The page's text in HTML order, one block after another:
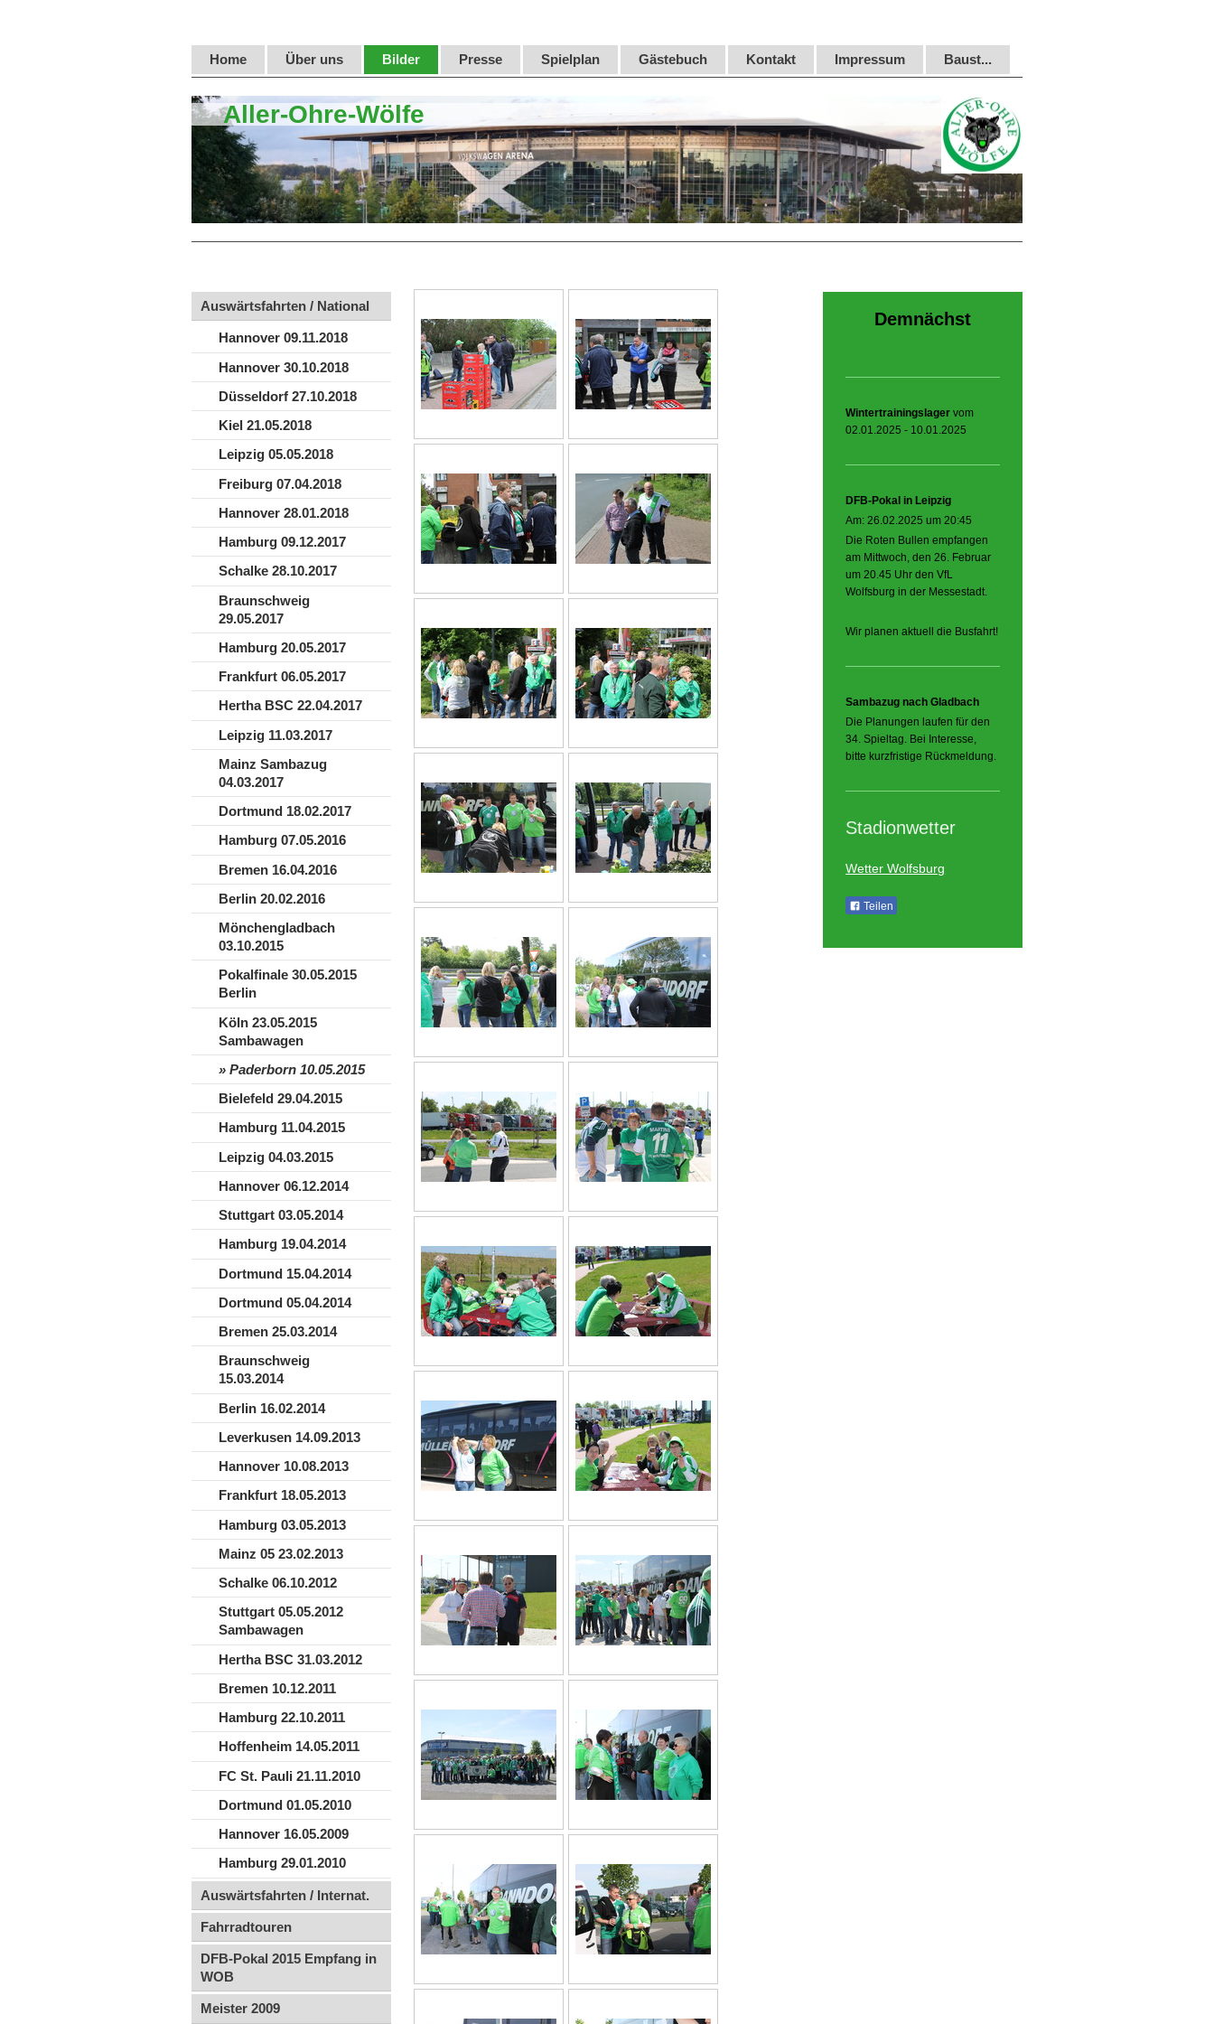
Home Über uns Bilder Presse Spielplan Gästebuch Kontakt Impressum Baust...
Aller-Ohre-Wölfe
Auswärtsfahrten / National
Hannover 09.11.2018
Hannover 30.10.2018
Düsseldorf 27.10.2018
Kiel 21.05.2018
Leipzig 05.05.2018
Freiburg 07.04.2018
Hannover 28.01.2018
Hamburg 09.12.2017
Schalke 28.10.2017
Braunschweig
29.05.2017
Hamburg 20.05.2017
Frankfurt 06.05.2017
Hertha BSC 22.04.2017
Leipzig 11.03.2017
Mainz Sambazug
04.03.2017
Dortmund 18.02.2017
Hamburg 07.05.2016
Bremen 16.04.2016
Berlin 20.02.2016
Mönchengladbach
03.10.2015
Pokalfinale 30.05.2015
Berlin
Köln 23.05.2015
Sambawagen
Paderborn 10.05.2015
Bielefeld 29.04.2015
Hamburg 11.04.2015
Leipzig 04.03.2015
Hannover 06.12.2014
Stuttgart 03.05.2014
Hamburg 19.04.2014
Dortmund 15.04.2014
Dortmund 05.04.2014
Bremen 25.03.2014
Braunschweig
15.03.2014
Berlin 16.02.2014
Leverkusen 14.09.2013
Hannover 10.08.2013
Frankfurt 18.05.2013
Hamburg 03.05.2013
Mainz 05 23.02.2013
Schalke 06.10.2012
Stuttgart 05.05.2012
Sambawagen
Hertha BSC 31.03.2012
Bremen 10.12.2011
Hamburg 22.10.2011
Hoffenheim 14.05.2011
FC St. Pauli 21.11.2010
Dortmund 01.05.2010
Hannover 16.05.2009
Hamburg 29.01.2010
Auswärtsfahrten / Internat.
Fahrradtouren
DFB-Pokal 2015 Empfang in
WOB
Meister 2009
Demnächst
Wintertrainingslager vom
02.01.2025 - 10.01.2025
DFB-Pokal in Leipzig
Am: 26.02.2025 um 20:45
Die Roten Bullen empfangen
am Mittwoch, den 26. Februar
um 20.45 Uhr den VfL
Wolfsburg in der Messestadt.
Wir planen aktuell die Busfahrt!
Sambazug nach Gladbach
Die Planungen laufen für den
34. Spieltag. Bei Interesse,
bitte kurzfristige Rückmeldung.
Stadionwetter
Wetter Wolfsburg
Teilen